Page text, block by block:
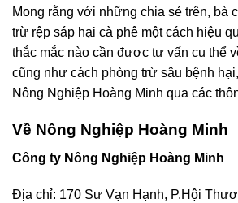
Mong rằng với những chia sẻ trên, bà
trừ rệp sáp hại cà phê một cách hiệu
thắc mắc nào cần được tư vấn cụ thể
cũng như cách phòng trừ sâu bệnh
Nông Nghiệp Hoàng Minh qua các
Về Nông Nghiệp Hoàng Minh
Công ty Nông Nghiệp Hoàng Minh
Địa chỉ: 170 Sư Vạn Hạnh, P.Hội